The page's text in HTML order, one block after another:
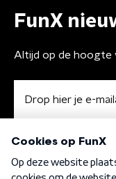
FunX
Altijd op de hoogte